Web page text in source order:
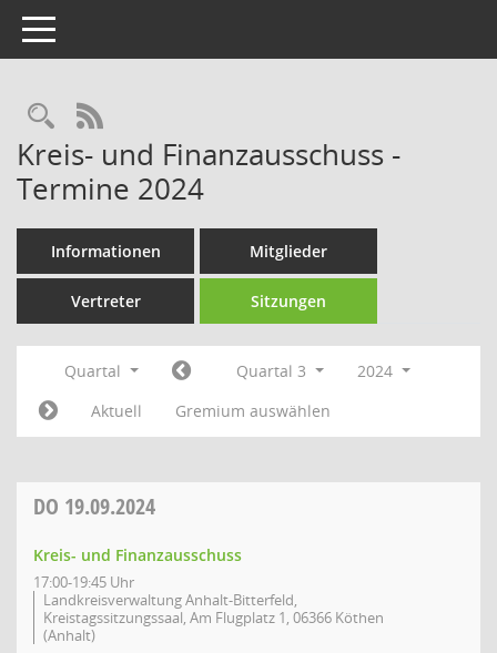
Toggle navigation
Rechercheauswahl
RSS-Feed
Kreis- und Finanzausschuss -
Termine 2024
Informationen Mitglieder
Vertreter Sitzungen
Quartal Quartal 3
2024
Aktuell
Gremium auswählen
DO 19.09.2024
Kreis- und Finanzausschuss
17:00-19:45 Uhr
Landkreisverwaltung Anhalt-Bitterfeld,
Kreistagssitzungssaal, Am Flugplatz 1, 06366 Köthen
(Anhalt)